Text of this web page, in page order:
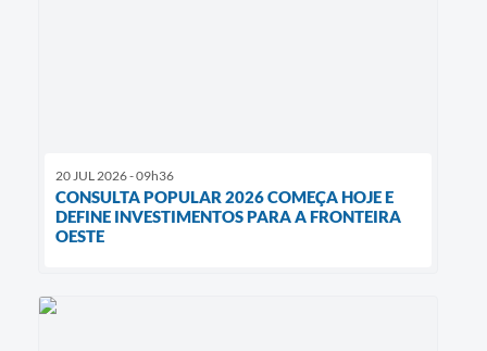
20 JUL 2026 - 09h36
CONSULTA POPULAR 2026 COMEÇA HOJE E
DEFINE INVESTIMENTOS PARA A FRONTEIRA
OESTE